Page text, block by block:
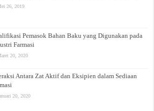
26, 2019
Pemasok Bahan Baku yang Digunakan pada
Farmasi
20, 2020
Antara Zat Aktif dan Eksipien dalam Sediaan
20, 2020